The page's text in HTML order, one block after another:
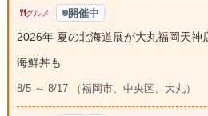
グルメ 開催中
2026年 夏の北海道展が大丸福岡天神
海鮮丼も
8/5 ～ 8/17 （福岡市、中央区、大丸）